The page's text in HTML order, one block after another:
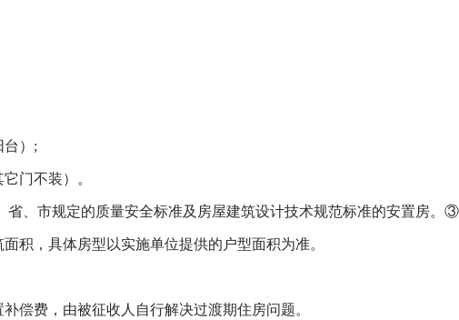
）;
门不装）。
市规定的质量安全标准及房屋建筑设计技术规范标准的安置房。③
积，具体房型以实施单位提供的户型面积为准。
费，由被征收人自行解决过渡期住房问题。